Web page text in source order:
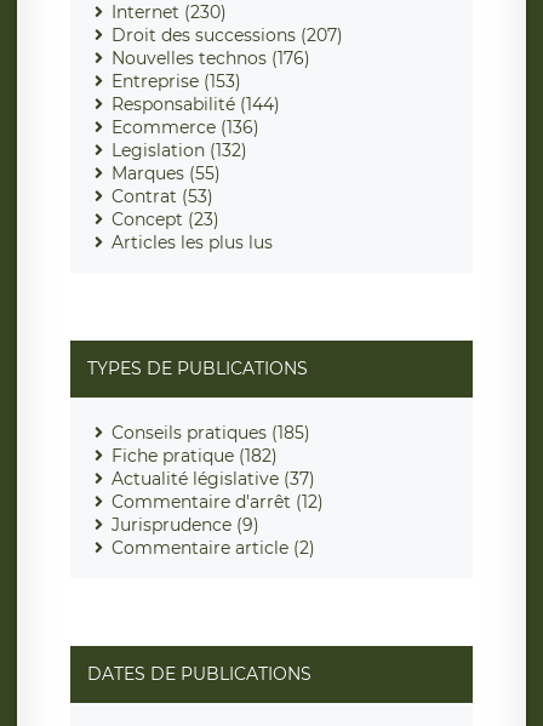
Internet (230)
Droit des successions (207)
Nouvelles technos (176)
Entreprise (153)
Responsabilité (144)
Ecommerce (136)
Legislation (132)
Marques (55)
Contrat (53)
Concept (23)
Articles les plus lus
TYPES DE PUBLICATIONS
Conseils pratiques (185)
Fiche pratique (182)
Actualité législative (37)
Commentaire d'arrêt (12)
Jurisprudence (9)
Commentaire article (2)
DATES DE PUBLICATIONS